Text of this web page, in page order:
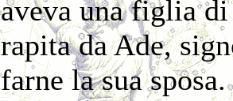
aveva una figlia di
rapita da Ade,
farne la sua